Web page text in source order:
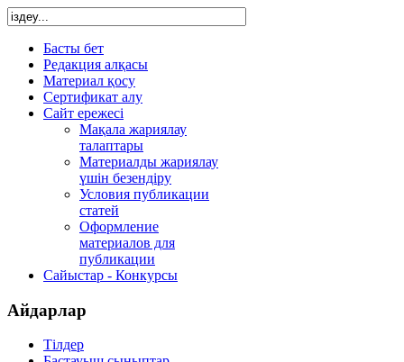
Басты бет
Редакция алқасы
Материал қосу
Сертификат алу
Сайт ережесі
Мақала жариялау
талаптары
Материалды жариялау
үшін безендіру
Условия публикации
статей
Оформление
материалов для
публикации
Сайыстар - Конкурсы
Айдарлар
Тілдер